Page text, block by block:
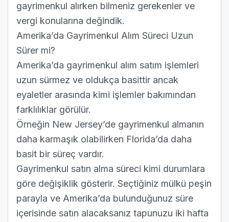
gayrimenkul alırken bilmeniz gerekenler ve
vergi konularına değindik.
Amerika’da Gayrimenkul Alım Süreci Uzun
Sürer mi?
Amerika’da gayrimenkul alım satım işlemleri
uzun sürmez ve oldukça basittir ancak
eyaletler arasında kimi işlemler bakımından
farklılıklar görülür.
Örneğin New Jersey’de gayrimenkul almanın
daha karmaşık olabilirken Florida’da daha
basit bir süreç vardır.
Gayrimenkul satın alma süreci kimi durumlara
göre değişiklik gösterir. Seçtiğiniz mülkü peşin
parayla ve Amerika’da bulunduğunuz süre
içerisinde satın alacaksanız tapunuzu iki hafta